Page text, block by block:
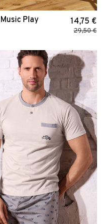
Play 14,75 €
29,50 €